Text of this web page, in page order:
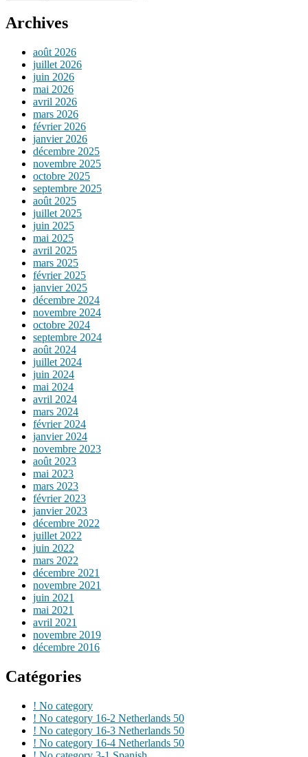
Archives
août 2026
juillet 2026
juin 2026
mai 2026
avril 2026
mars 2026
février 2026
janvier 2026
décembre 2025
novembre 2025
octobre 2025
septembre 2025
août 2025
juillet 2025
juin 2025
mai 2025
avril 2025
mars 2025
février 2025
janvier 2025
décembre 2024
novembre 2024
octobre 2024
septembre 2024
août 2024
juillet 2024
juin 2024
mai 2024
avril 2024
mars 2024
février 2024
janvier 2024
novembre 2023
août 2023
mai 2023
mars 2023
février 2023
janvier 2023
décembre 2022
juillet 2022
juin 2022
mars 2022
décembre 2021
novembre 2021
juin 2021
mai 2021
avril 2021
novembre 2019
décembre 2016
Catégories
! No category
! No category 16-2 Netherlands 50
! No category 16-3 Netherlands 50
! No category 16-4 Netherlands 50